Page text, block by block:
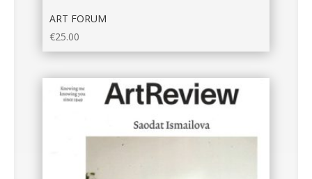
ART FORUM
€25.00